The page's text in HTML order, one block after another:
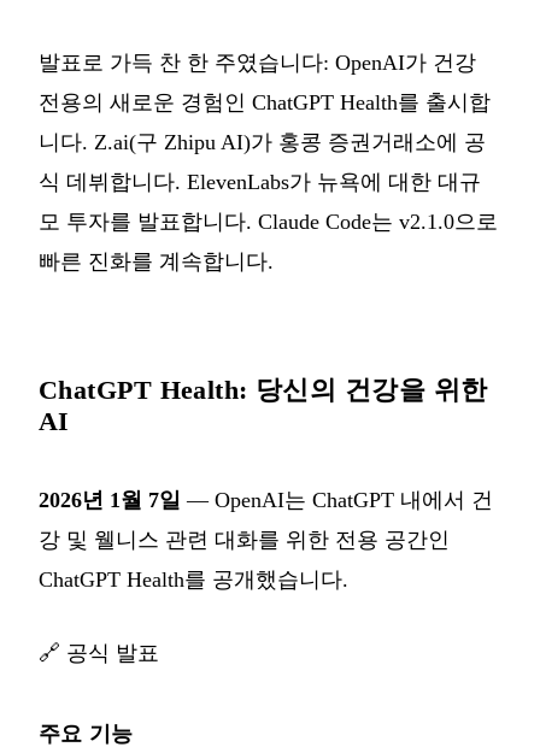
발표로 가득 찬 한 주였습니다: OpenAI가 건강
전용의 새로운 경험인 ChatGPT Health를 출시합
니다. Z.ai(구 Zhipu AI)가 홍콩 증권거래소에 공
식 데뷔합니다. ElevenLabs가 뉴욕에 대한 대규
모 투자를 발표합니다. Claude Code는 v2.1.0으로
빠른 진화를 계속합니다.
ChatGPT Health: 당신의 건강을 위한
AI
2026년 1월 7일 — OpenAI는 ChatGPT 내에서 건
강 및 웰니스 관련 대화를 위한 전용 공간인
ChatGPT Health를 공개했습니다.
🔗 공식 발표
주요 기능